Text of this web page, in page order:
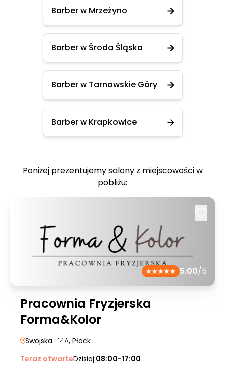
Barber w Mrzeżyno
Barber w Środa Śląska
Barber w Tarnowskie Góry
Barber w Krapkowice
Poniżej prezentujemy salony z miejscowości w
pobliżu:
5.00/5
Pracownia Fryzjerska
Forma&Kolor
Swojska | 14A, Płock
Teraz otwarteDzisiaj:08:00-17:00